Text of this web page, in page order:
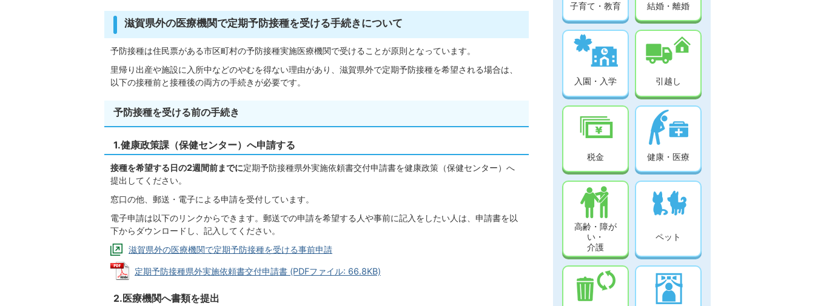
滋賀県外の医療機関で定期予防接種を受ける手続きについて
予防接種は住民票がある市区町村の予防接種実施医療機関で受けることが原則となっています。
里帰り出産や施設に入所中などのやむを得ない理由があり、滋賀県外で定期予防接種を希望される場合は、
以下の接種前と接種後の両方の手続きが必要です。
予防接種を受ける前の手続き
1.健康政策課（保健センター）へ申請する
接種を希望する日の2週間前までに定期予防接種県外実施依頼書交付申請書を健康政策（保健センター）へ
提出してください。
窓口の他、郵送・電子による申請を受付しています。
電子申請は以下のリンクからできます。郵送での申請を希望する人や事前に記入をしたい人は、申請書を以
下からダウンロードし、記入してください。
滋賀県外の医療機関で定期予防接種を受ける事前申請
定期予防接種県外実施依頼書交付申請書 (PDFファイル: 66.8KB)
2.医療機関へ書類を提出
子育て・教育 結婚・離婚
入園・入学 引越し
税金 健康・医療
高齢・障が
い・
介護
ペット